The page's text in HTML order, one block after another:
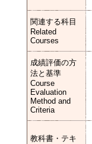
関連する科目
Related
Courses
成績評価の方
法と基準
Course
Evaluation
Method and
Criteria
教科書・テキ